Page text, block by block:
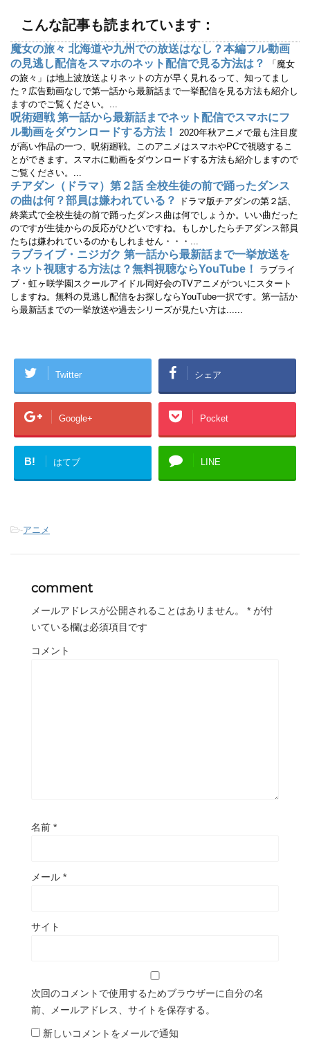
ィ
ン
ウ
で
開
き
ま
す
)
こんな記事も読まれています：
魔女の旅々 北海道や九州での放送はなし？本編フル動画
の見逃し配信をスマホのネット配信で見る方法は？
「魔女
の旅々」は地上波放送よりネットの方が早く見れるって、知ってまし
た？広告動画なしで第一話から最新話まで一挙配信を見る方法も紹介し
ますのでご覧ください。...
呪術廻戦 第一話から最新話までネット配信でスマホにフ
ル動画をダウンロードする方法！
2020年秋アニメで最も注目度
が高い作品の一つ、呪術廻戦。このアニメはスマホやPCで視聴するこ
とができます。スマホに動画をダウンロードする方法も紹介しますので
ご覧ください。...
チアダン（ドラマ）第２話 全校生徒の前で踊ったダンス
の曲は何？部員は嫌われている？
ドラマ版チアダンの第２話、
終業式で全校生徒の前で踊ったダンス曲は何でしょうか。いい曲だった
のですが生徒からの反応がひどいですね。もしかしたらチアダンス部員
たちは嫌われているのかもしれません・・・...
ラブライブ・ニジガク 第一話から最新話まで一挙放送を
ネット視聴する方法は？無料視聴ならYouTube！
ラブライ
ブ・虹ヶ咲学園スクールアイドル同好会のTVアニメがついにスタート
しますね。無料の見逃し配信をお探しならYouTube一択です。第一話か
ら最新話までの一挙放送や過去シリーズが見たい方は......
Twitter シェア
Google+ Pocket
B! はてブ LINE
-アニメ
comment
メールアドレスが公開されることはありません。 * が付
いている欄は必須項目です
コメント
名前 *
メール *
サイト
次回のコメントで使用するためブラウザーに自分の名
前、メールアドレス、サイトを保存する。
新しいコメントをメールで通知